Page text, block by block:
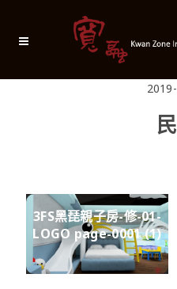
3FS黑琵親子房-修-01-
LOGO page-0001 (1)